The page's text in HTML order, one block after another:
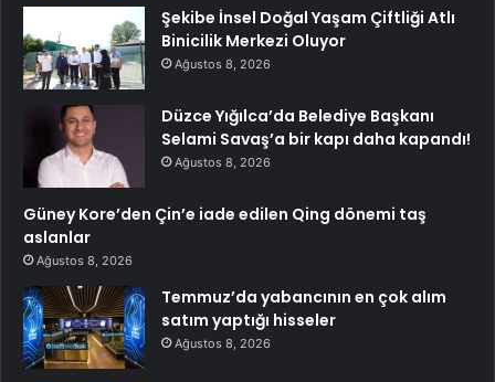
Şekibe İnsel Doğal Yaşam Çiftliği Atlı
Binicilik Merkezi Oluyor
Ağustos 8, 2026
Düzce Yığılca’da Belediye Başkanı
Selami Savaş’a bir kapı daha kapandı!
Ağustos 8, 2026
Güney Kore’den Çin’e iade edilen Qing dönemi taş
aslanlar
Ağustos 8, 2026
Temmuz’da yabancının en çok alım
satım yaptığı hisseler
Ağustos 8, 2026